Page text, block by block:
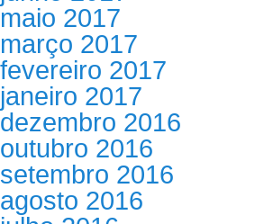
maio 2017
março 2017
fevereiro 2017
janeiro 2017
dezembro 2016
outubro 2016
setembro 2016
agosto 2016